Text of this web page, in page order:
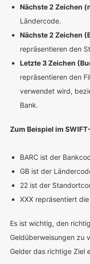
Nächste 2 Zeichen
Ländercode.
Nächste 2 Zeichen
repräsentieren den
Letzte 3 Zeichen
repräsentieren den
verwendet wird,
Bank.
Zum Beispiel im
BARC ist der
GB ist der
22 ist der
XXX repräsentiert
Es ist wichtig, den
Geldüberweisungen zu
Gelder das richtige Ziel